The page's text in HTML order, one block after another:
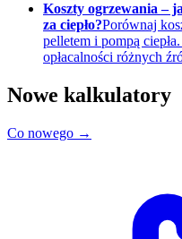
Koszty ogrzewania –
za ciepło?Porównaj
pelletem i pompą
opłacalności różnych
Nowe kalkulatory
Co nowego →